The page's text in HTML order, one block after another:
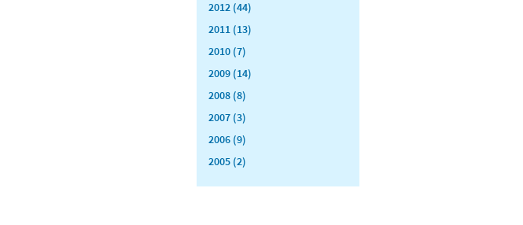
2012 (44)
2011 (13)
2010 (7)
2009 (14)
2008 (8)
2007 (3)
2006 (9)
2005 (2)